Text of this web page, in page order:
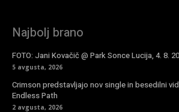
Najbolj brano
FOTO: Jani Kovačič @ Park Sonce Lucija, 4. 8.
5 avgusta, 2026
Crimson predstavljajo nov single in besedilni
Endless Path
2 avgusta, 2026